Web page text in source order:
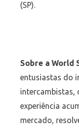
(SP).
Sobre a World
entusiastas do
intercambistas,
experiência
mercado,